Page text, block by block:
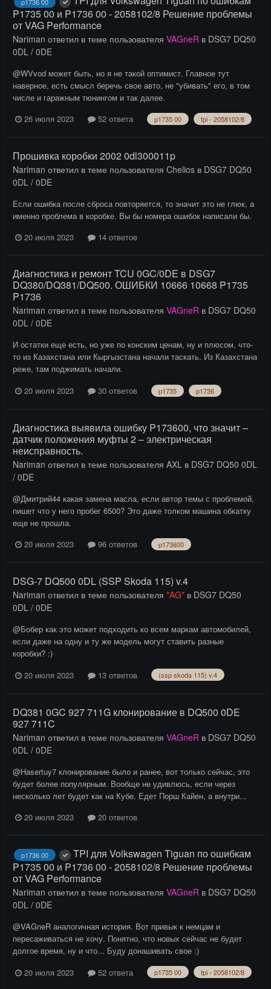
P1735 00 и P1736 00 - 2058102/8 Решение проблемы
от VAG Performance
Nariman ответил в теме пользователя VAGneR в DSG7 DQ50
0DL / 0DE
@WVvod может быть, но я не такой оптимист. Главное тут
наверное, есть смысл беречь свое авто, не "убивать" его, в том
числе и гаражным тюнингом и так далее.
26 июля 2023
52 ответа p1735 00 tpi - 2058102/8
Прошивка коробки 2002 0dl300011p
Nariman ответил в теме пользователя Chelios в DSG7 DQ50
0DL / 0DE
Если ошибка после сброса повторяется, то значит это не глюк, а
именно проблема в коробке. Вы бы номера ошибок написали бы.
20 июля 2023
14 ответов
Диагностика и ремонт TCU 0GC/0DE в DSG7
DQ380/DQ381/DQ500. ОШИБКИ 10666 10668 P1735
P1736
Nariman ответил в теме пользователя VAGneR в DSG7 DQ50
0DL / 0DE
И остатки еще есть, но уже по конским ценам, ну и плюсом, что-
то из Казахстана или Кыргызстана начали таскать. Из Казахстана
реже, там поджимать начали.
20 июля 2023
30 ответов p1735 p1736
Диагностика выявила ошибку P173600, что значит –
датчик положения муфты 2 – электрическая
неисправность.
Nariman ответил в теме пользователя AXL в DSG7 DQ50 0DL
/ 0DE
@Дмитрий44 какая замена масла, если автор темы с проблемой,
пишет что у него пробег 6500? Это даже толком машина обкатку
еще не прошла.
20 июля 2023
96 ответов p173600
DSG-7 DQ500 0DL (SSP Skoda 115) v.4
Nariman ответил в теме пользователя *AG* в DSG7 DQ50
0DL / 0DE
@Бобер как это может подходить ко всем маркам автомобилей,
если даже на одну и ту же модель могут ставить разные
коробки? :)
20 июля 2023
13 ответов (ssp skoda 115) v.4
DQ381 0GC 927 711G клонирование в DQ500 0DE
927 711C
Nariman ответил в теме пользователя VAGneR в DSG7 DQ50
0DL / 0DE
@Hasertuy7 клонирование было и ранее, вот только сейчас, это
будет более популярным. Вообще не удивлюсь, если через
несколько лет будет как на Кубе. Едет Порш Кайен, а внутри...
20 июля 2023
20 ответов
p1736 00
TPI для Volkswagen Tiguan по ошибкам
P1735 00 и P1736 00 - 2058102/8 Решение проблемы
от VAG Performance
Nariman ответил в теме пользователя VAGneR в DSG7 DQ50
0DL / 0DE
@VAGneR аналогичная история. Вот привык к немцам и
пересаживаться не хочу. Понятно, что новых сейчас не будет
долгое время, ну и что... Буду донашивать свое :)
20 июля 2023
52 ответа p1735 00 tpi - 2058102/8